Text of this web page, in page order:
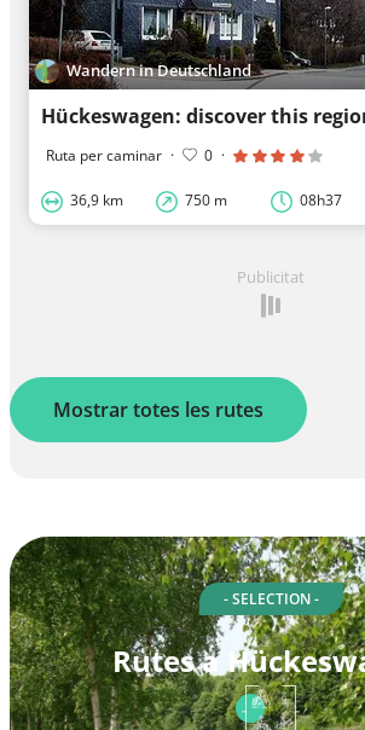
Wandern in Deutschland
Ruta per caminar · 0 ·
36,9 km 750 m 08h37
Publicitat
Mostrar totes les rutes
- SELECTION -
Rutes a